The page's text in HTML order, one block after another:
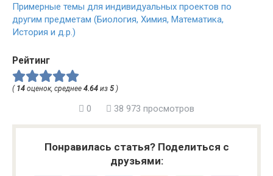
Примерные темы для индивидуальных проектов по
другим предметам (Биология, Химия, Математика,
История и д.р.)
Рейтинг
( 14 оценок, среднее 4.64 из 5 )
0 38 973 просмотров
Понравилась статья? Поделиться с
друзьями: